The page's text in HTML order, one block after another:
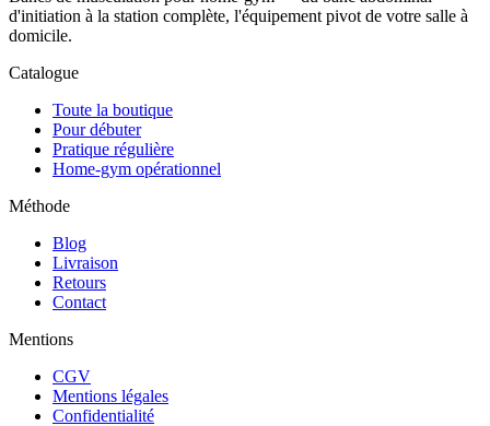
d'initiation à la station complète, l'équipement pivot de votre salle à
domicile.
Catalogue
Toute la boutique
Pour débuter
Pratique régulière
Home-gym opérationnel
Méthode
Blog
Livraison
Retours
Contact
Mentions
CGV
Mentions légales
Confidentialité